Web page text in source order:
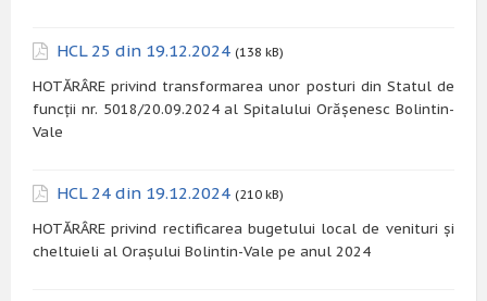
HCL 25 din 19.12.2024 (138 kB)
HOTĂRÂRE privind transformarea unor posturi din Statul de
funcții nr. 5018/20.09.2024 al Spitalului Orășenesc Bolintin-
Vale
HCL 24 din 19.12.2024 (210 kB)
HOTĂRÂRE privind rectificarea bugetului local de venituri și
cheltuieli al Orașului Bolintin-Vale pe anul 2024